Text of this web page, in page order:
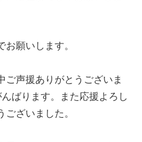
願いします。
ご声援ありがとうございま
ばります。また応援よろし
ございました。